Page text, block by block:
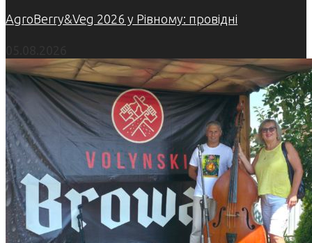
AgroBerry&Veg 2026 у Рівному: провідні